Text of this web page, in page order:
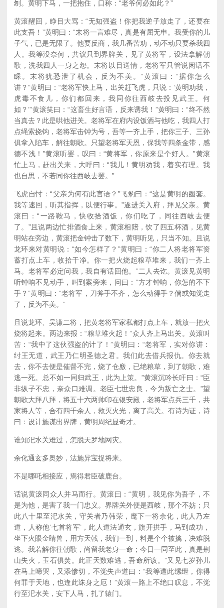
刎。黄明下马，一把抱住，口称：“老爷何必如此？”
黄滚醒回，睁目大骂：“无知强盗！你把我逆子放走了，还要在
此支吾！”黄明曰：“末将一言难尽，真是有屈无申。我受你的儿
子气，已是无限了。他要反商，我几番苦劝，动不动只要杀我四
人。我等没奈何，共议只到界牌关，见了黄将军，设法拿解朝
歌，洗我四人一身之怨。末将以目送情，老将军只管说闲话不
睬。末将犹恐泄了机会，反为不美。”黄滚曰：“据你怎么
讲？”黄明曰：“老将军快上马，出关赶飞虎，只说：‘黄明劝我，
虎毒不食儿，你们都回来，我同你往西岐去投见武王。何
如？’”黄滚笑曰：“这畜生好言语，反来诱我！”黄明曰：“终不然
当真去？此是哄他进关。老将军在府内设饭酒与他吃，我四人打
点绳索挠钩，老将军击钟为号，吾等一齐上手，把你三子、三孙
俱拿入陷车，解往朝歌。只望老将军天恩，保我等四条金带，感
德不浅！”黄滚听罢，叹曰：“黄将军，你原来是个好人。”黄滚
忙上马，赶出关来，大呼曰：“我儿！黄明劝我，着实有理。我
也自思，不若同你往西岐去罢。”
飞虎自忖：“父亲为何有此言语？”飞豹曰：“这是黄明的圈套。
我等速回，听其指挥，以便行事。”遂进关入府，拜见父亲。黄
滚曰：“一路鞍马，快收拾酒饭，你们吃了，同往西岐去便
了。”且说两边忙排酒食上来，黄滚相陪，饮了四五杯酒，见黄
明站在旁边，黄滚把金钟击了数下，黄明听见，只当不知。且说
龙环来对黄明说：“如今怎样了？”黄明曰：“你二人将老将军资
蓄打点上车，收拾干净。你一把火烧起粮草堆来，我们一齐上
马。老将军必定问我，我自有话回他。”二人去讫。黄滚见黄明
听钟响不见动手，叫到案旁来，问曰：“方才钟响，你怎的不下
手？”黄明曰：“老将军，刀斧手不齐，怎么动得手？倘或知觉走
了，反为不美。”
且说龙环、吴谦二将，把黄老将军家私都打点上车，就放一把火
烧将起来。两边来报：“粮草堆火起！”众人齐上马出关。黄滚叫
苦：“我中了这伙强盗的计了！”黄明曰：“老将军，实对你讲：
纣王无道，武王乃仁明圣德之君。我们此去借兵报仇。你去就
去，你不去便是催督不完，烧了仓廒，已绝粮草，到了朝歌，难
逃一死。总不如一同归武王，此为上策。”黄滚沉吟长吁曰：“臣
非纵子不忠，奈众口难调。老臣七世忠良，今为叛亡之士。”望
朝歌大拜八拜，将五十六两帅印在银安殿，老将军点兵三千，共
家将人等，合有四千余人，救灭火光，离了高关。有诗为证，诗
曰：设计施谋出界牌，黄明周纪显奇才。
谁知汜水关难过，怎脱天罗地网灾。
余化通玄多奥妙，法施异宝捉将来。
不是哪吒相接应，焉得君臣破鹿台。
话说黄滚同众人并马而行。黄滚曰：“黄明，我见你为吾子，不
是为他，是害了我一门忠义。界牌关外便是西岐，那个不妨；只
此八十里至汜水关，守关者乃韩荣，麾下一将余化，此人乃左
道，人称他‘七首将军’，此人道法通玄，旗开拱手，马到成功，
坐下火眼金睛兽，用方天戟，我们一到，料是个个被擒，决难脱
逃。我若解你往朝歌，尚留我老身一命；今日一同至此，真是荆
山失火，玉石俱焚。此正天数难逃，吾命所该。”又见七岁孙儿
在马上啼哭，又添惨切，不觉失声道曰：“我等遭此缧绁，你得
何罪于天地，也逢此诛身之厄！”黄滚一路上不绝口叹息，不觉
行至汜水关，安下人马，扎了辕门。